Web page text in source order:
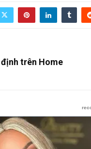
trên Home